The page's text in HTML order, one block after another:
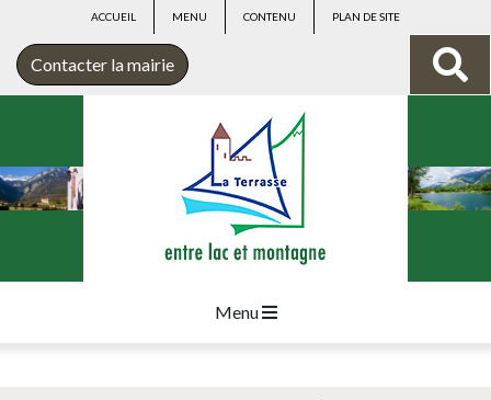
ACCUEIL MENU CONTENU PLAN DE SITE
Contacter la mairie
Menu